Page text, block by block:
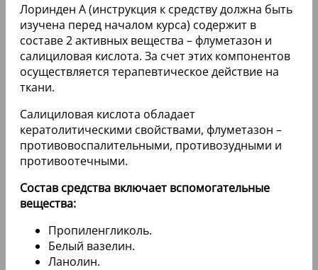
Лоринден А (инструкция к средству должна быть
изучена перед началом курса) содержит в
составе 2 активных вещества – флуметазон и
салициловая кислота. За счет этих компонентов
осуществляется терапевтическое действие на
ткани.
Салициловая кислота обладает
кератолитическими свойствами, флуметазон –
противовоспалительными, противозудными и
противоотечными.
Состав средства включает вспомогательные
вещества:
Пропиленгликоль.
Белый вазелин.
Ланолин.